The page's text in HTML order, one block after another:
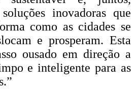
inovadoras que
como as cidades se
e prosperam. Esta
ousado em direção a
e inteligente para as